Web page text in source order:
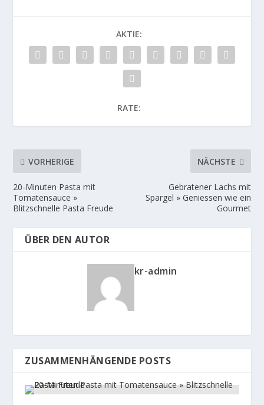
AKTIE:
RATE:
VORHERIGE
20-Minuten Pasta mit
Tomatensauce »
Blitzschnelle Pasta Freude
NÄCHSTE
Gebratener Lachs mit
Spargel » Geniessen wie ein
Gourmet
ÜBER DEN AUTOR
kr-admin
ZUSAMMENHÄNGENDE POSTS